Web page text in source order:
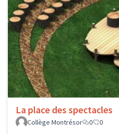
La place des spectacles
Collège Montrésor
0 0